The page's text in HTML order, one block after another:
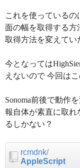
これを使っているの
面の幅を取得する方
取得方法を変えてい
今となっては
えないので 今回は
Sonoma前後で動作
報自体が素直に取れ
るしかない？
rcmdnk/
AppleScript